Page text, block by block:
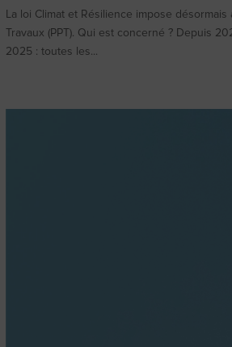
La loi Climat et Résilience impose
Travaux (PPT). Qui est concerné ? Depuis
2025 : toutes les...